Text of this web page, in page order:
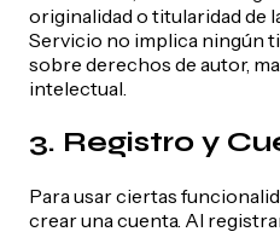
originalidad o titularidad de
Servicio no implica ningún
sobre derechos de autor,
intelectual.
3. Registro y
Para usar ciertas
crear una cuenta. Al